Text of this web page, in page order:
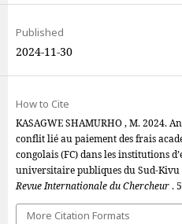
Published
2024-11-30
How to Cite
KASAGWE SHAMURHO , M. 2024.
conflit lié au paiement des frais
congolais (FC) dans les institutions
universitaire publiques du Sud-Kivu
Revue Internationale du Chercheur.
More Citation Formats